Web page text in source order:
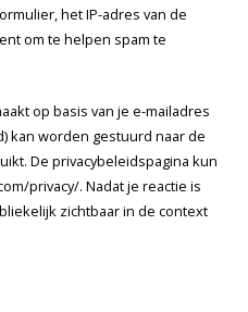
het IP-adres van de
om te helpen spam te
op basis van je e-mailadres
kan worden gestuurd naar de
De privacybeleidspagina kun
privacy/. Nadat je reactie is
zichtbaar in de context